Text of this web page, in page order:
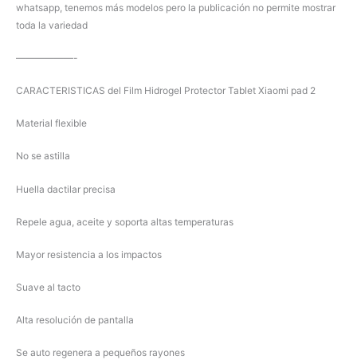
whatsapp, tenemos más modelos pero la publicación no permite mostrar
toda la variedad
——————-
CARACTERISTICAS del Film Hidrogel Protector Tablet Xiaomi pad 2
Material flexible
No se astilla
Huella dactilar precisa
Repele agua, aceite y soporta altas temperaturas
Mayor resistencia a los impactos
Suave al tacto
Alta resolución de pantalla
Se auto regenera a pequeños rayones